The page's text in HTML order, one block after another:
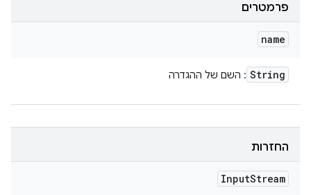
פרמטרים
name
String : השם של ההגדרה
החזרות
InputStream